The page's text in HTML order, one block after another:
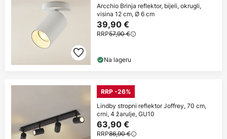
Arcchio Brinja reflektor, bijeli, okrugli,
visina 12 cm, Ø 6 cm
39,90 €
RRP57,90 €
Na lageru
RRP -26%
Lindby stropni reflektor Joffrey, 70 cm,
crni, 4 žarulje, GU10
63,90 €
RRP86,90 €